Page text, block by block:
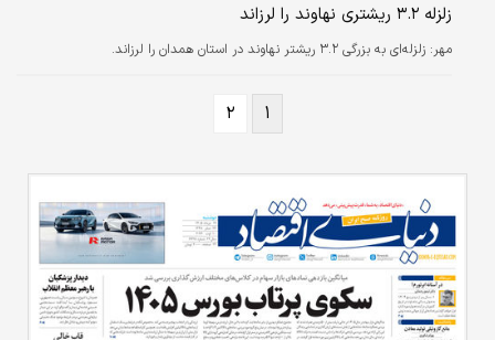
زلزله ۳.۲ ریشتری نهاوند را لرزاند
مهر: زلزله‌ای به بزرگی ۳.۲ ریشتر نهاوند در استان همدان را لرزاند.
۱ ۲